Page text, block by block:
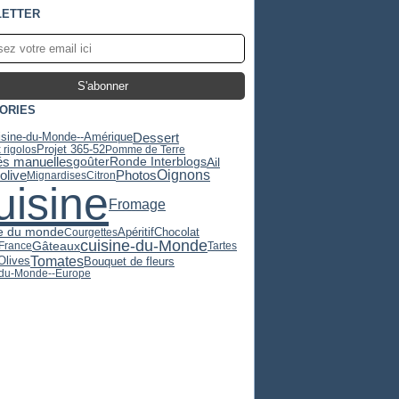
du-Monde--AmériqueDessert
rigolosProjet 365-52Pomme de Terre
manuellesgoûterRonde InterblogsAil
MignardisesCitronPhotosOignons
Fromage
du mondeCourgettesApéritifChocolat
Gâteauxcuisine-du-MondeTartes
TomatesBouquet de fleurs
Monde--Europe